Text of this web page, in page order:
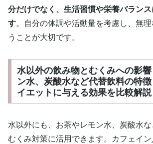
分だけでなく、生活習慣や栄養バラン
す。自分の体調や活動量を考慮し、無
うことが大切です。
水以外の飲み物とむくみへの影
ン水、炭酸水など代替飲料の特
イエットに与える効果を比較解説
水以外にも、お茶やレモン水、炭酸水
むくみ対策に活用できます。カフェイ